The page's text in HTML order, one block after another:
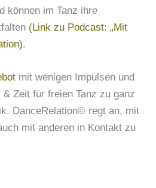
können im Tanz ihre
(Link zu Podcast: „Mit
.
mit wenigen Impulsen und
Zeit für freien Tanz zu ganz
DanceRelation© regt an, mit
mit anderen in Kontakt zu